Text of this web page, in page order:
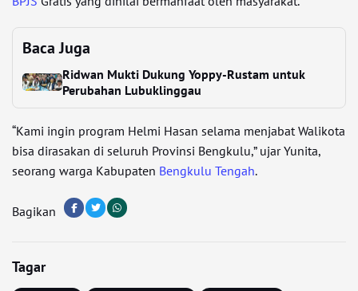
Baca Juga
Ridwan Mukti Dukung Yoppy-Rustam untuk
Perubahan Lubuklinggau
“Kami ingin program Helmi Hasan selama menjabat Walikota
bisa dirasakan di seluruh Provinsi Bengkulu,” ujar Yunita,
seorang warga Kabupaten Bengkulu Tengah.
Bagikan
Tagar